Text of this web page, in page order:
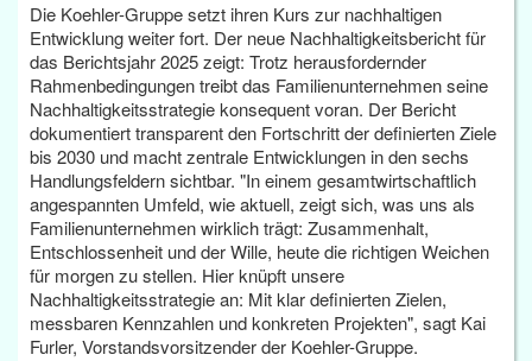
Die Koehler-Gruppe setzt ihren Kurs zur nachhaltigen
Entwicklung weiter fort. Der neue Nachhaltigkeitsbericht für
das Berichtsjahr 2025 zeigt: Trotz herausfordernder
Rahmenbedingungen treibt das Familienunternehmen seine
Nachhaltigkeitsstrategie konsequent voran. Der Bericht
dokumentiert transparent den Fortschritt der definierten Ziele
bis 2030 und macht zentrale Entwicklungen in den sechs
Handlungsfeldern sichtbar. "In einem gesamtwirtschaftlich
angespannten Umfeld, wie aktuell, zeigt sich, was uns als
Familienunternehmen wirklich trägt: Zusammenhalt,
Entschlossenheit und der Wille, heute die richtigen Weichen
für morgen zu stellen. Hier knüpft unsere
Nachhaltigkeitsstrategie an: Mit klar definierten Zielen,
messbaren Kennzahlen und konkreten Projekten", sagt Kai
Furler, Vorstandsvorsitzender der Koehler-Gruppe.